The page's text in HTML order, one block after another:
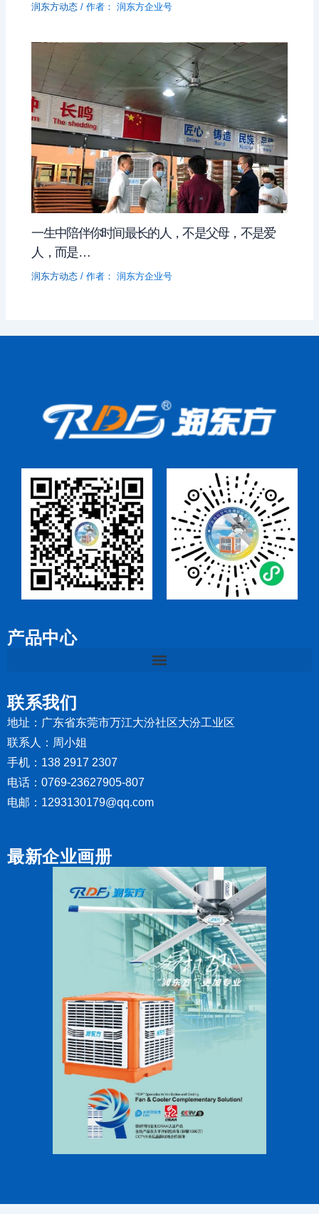
润东方动态 / 作者： 润东方企业号
一生中陪伴你时间最长的人，不是父母，不是爱
人，而是…
润东方动态 / 作者： 润东方企业号
产品中心
联系我们
地址：广东省东莞市万江大汾社区大汾工业区
联系人：周小姐
手机：138 2917 2307
电话：0769-23627905-807
电邮：1293130179@qq.com
最新企业画册